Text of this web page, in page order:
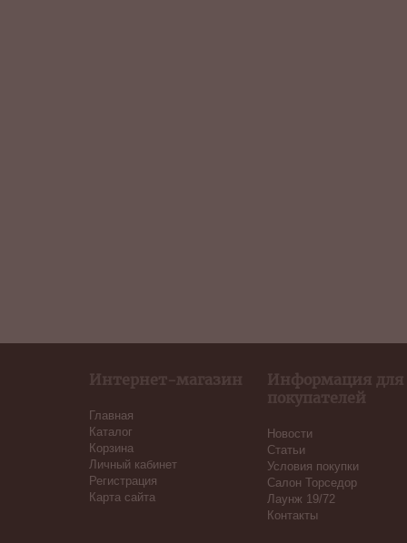
Интернет-магазин
Главная
Каталог
Корзина
Личный кабинет
Регистрация
Карта сайта
Информация для
покупателей
Новости
Статьи
Условия покупки
Салон Торседор
Лаунж 19/72
Контакты